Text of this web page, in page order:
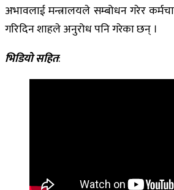
अभावलाई मन्त्रालयले सम्बोधन गरेर
गरिदिन शाहले अनुरोध पनि गरेका छन् ।
भिडियो सहित: